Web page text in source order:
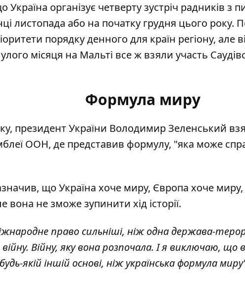
організує четверту зустріч радників з
листопада або на початку грудня цього року.
порядку денного для країн регіону, але
місяця на Мальті все ж взяли участь
Формула миру
президент України Володимир Зеленський
ООН, де представив формулу, "яка може
, що Україна хоче миру, Європа хоче
вона не зможе зупинити хід історії.
право сильніші, ніж одна держава-
Війну, яку вона розпочала. І я виключаю,
якій іншій основі, ніж українська формула